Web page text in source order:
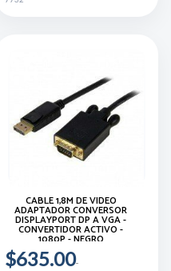
CABLE 1,8M DE VÍDEO
ADAPTADOR CONVERSOR
DISPLAYPORT DP A VGA -
CONVERTIDOR ACTIVO -
1080P - NEGRO
$635.00